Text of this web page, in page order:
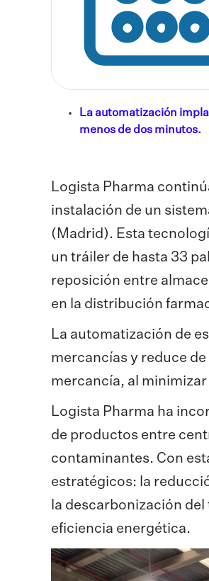
La automatización
menos de dos minutos.
Logista Pharma
instalación de un
(Madrid). Esta
un tráiler de hasta 33
reposición entre
en la distribución
La automatización de
mercancías y reduce
mercancía, al
Logista Pharma ha
de productos entre
contaminantes. Con
estratégicos: la
la descarbonización
eficiencia energética.